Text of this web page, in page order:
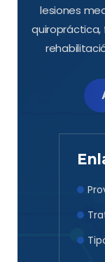
lesiones